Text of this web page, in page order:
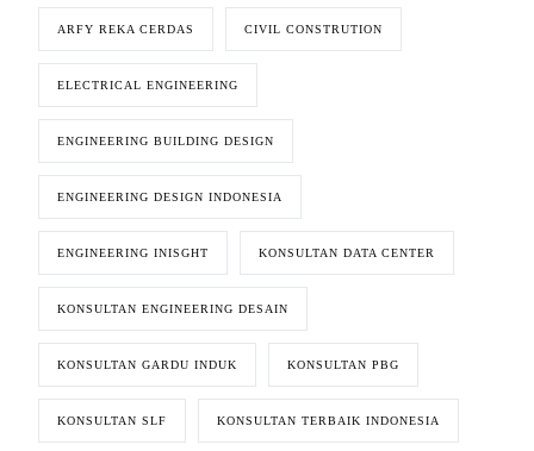
ARFY REKA CERDAS CIVIL CONSTRUTION
ELECTRICAL ENGINEERING
ENGINEERING BUILDING DESIGN
ENGINEERING DESIGN INDONESIA
ENGINEERING INISGHT KONSULTAN DATA CENTER
KONSULTAN ENGINEERING DESAIN
KONSULTAN GARDU INDUK KONSULTAN PBG
KONSULTAN SLF KONSULTAN TERBAIK INDONESIA